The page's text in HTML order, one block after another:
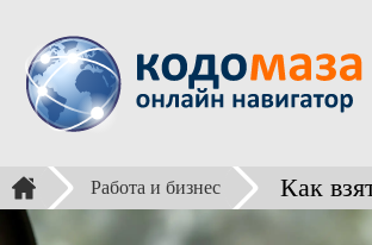
Работа и бизнес Как